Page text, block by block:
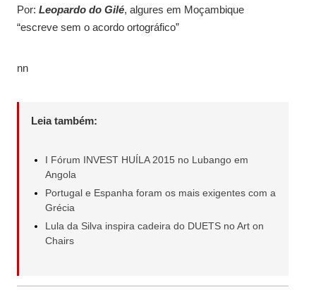
Por: Leopardo do Gilé, algures em Moçambique
“escreve sem o acordo ortográfico”
nn
Leia também:
I Fórum INVEST HUÍLA 2015 no Lubango em
Angola
Portugal e Espanha foram os mais exigentes com a
Grécia
Lula da Silva inspira cadeira do DUETS no Art on
Chairs